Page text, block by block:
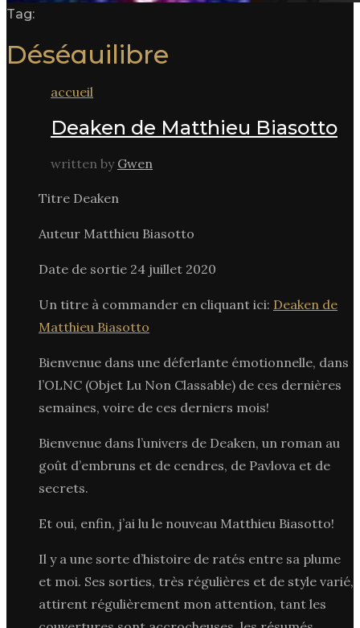
Tag:
Déséquilibre
accueil
Deaken de Matthieu Biasotto
written by Gwen
Titre Deaken
Auteur Matthieu Biasotto
Date de sortie 24 juillet 2020
Un titre à commander en cliquant ici: Deaken de
Matthieu Biasotto
Bienvenue dans une déferlante émotionnelle, dans
l’OLNC (Objet Lu Non Classable) de ces dernières
semaines, voire de ces derniers mois!
Bienvenue dans l’univers de Deaken, un roman au
goût d’embruns et de cendres, de Pavlova et de
secrets.
Et oui, enfin, j’ai lu le nouveau Matthieu Biasotto!
Il y a une sorte d’histoire de ratés entre sa plume
et moi. Ses sorties, très régulières et de style varié,
attirent régulièrement mon attention, tant les